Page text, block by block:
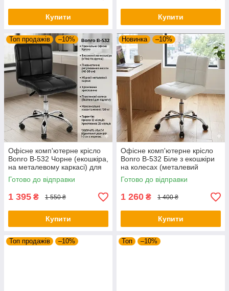
Купити Купити
Топ продажів –10%
Офісне комп'ютерне крісло
Bonro B-532 Чорне (екошкіра,
на металевому каркасі) для
роботи та дому
Готово до відправки
1 395 ₴ 1 550 ₴
Купити
Новинка –10%
Офісне комп'ютерне крісло
Bonro B-532 Біле з екошкіри
на колесах (металевий
каркас, до 120 кг)
Готово до відправки
1 260 ₴ 1 400 ₴
Купити
Топ продажів –10% Топ –10%